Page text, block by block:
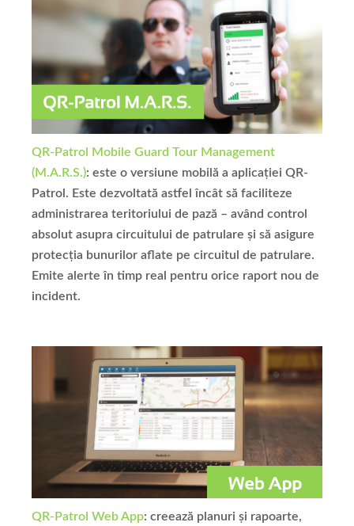
QR-Patrol Mobile Guard Tour Management
(M.A.R.S.): este o versiune mobilă a aplicației QR-
Patrol. Este dezvoltată astfel încât să faciliteze
administrarea teritoriului de pază – având control
absolut asupra circuitului de patrulare și să asigure
protecția bunurilor aflate pe circuitul de patrulare.
Emite alerte în timp real pentru orice raport nou de
incident.
QR-Patrol Web App: creează planuri și rapoarte,